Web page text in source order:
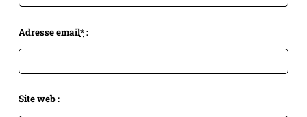
Adresse email*:
Site web :